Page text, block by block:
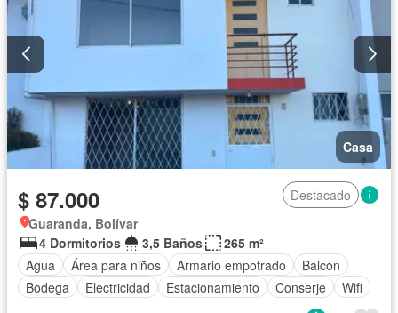
Casa
$ 87.000
Destacado
Guaranda, Bolívar
4 Dormitorios
3,5 Baños
265 m²
Agua
Área para niños Armario empotrado
Balcón
Bodega
Electricidad Estacionamiento Conserje Wifi